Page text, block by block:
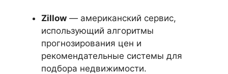
Zillow — американский сервис,
использующий алгоритмы
прогнозирования цен и
рекомендательные системы для
подбора недвижимости.